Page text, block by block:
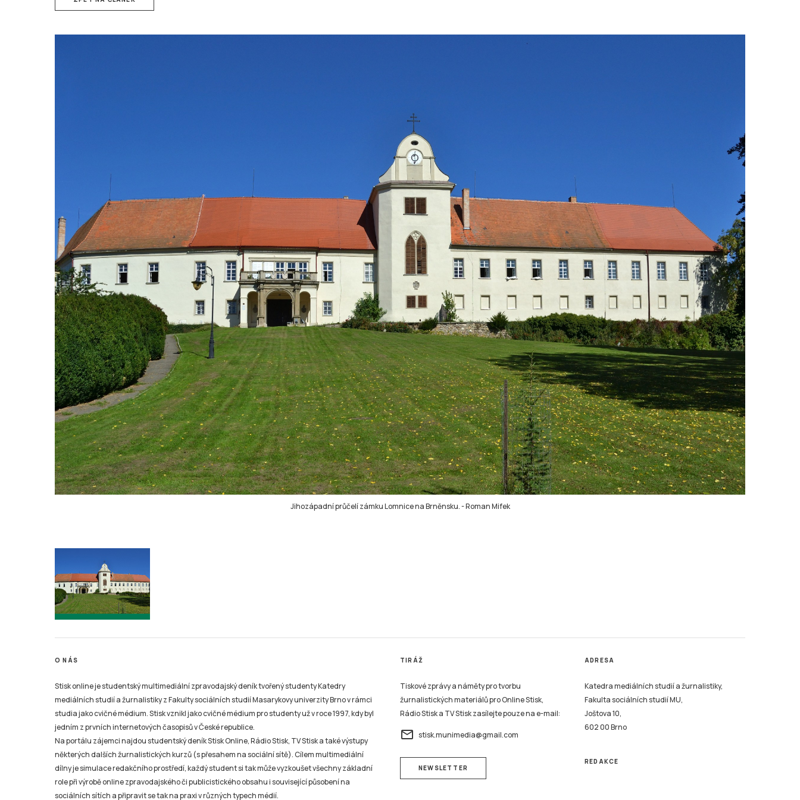
Jihozápadní průčelí zámku Lomnice na Brněnsku.-Roman Mifek
O NÁS
Stisk online je studentský multimediální zpravodajský deník tvořený studenty Katedry
mediálních studií a žurnalistiky z Fakulty sociálních studií Masarykovy univerzity Brno v rámci
studia jako cvičné médium. Stisk vznikl jako cvičné médium pro studenty už v roce 1997, kdy byl
jedním z prvních internetových časopisů v České republice.
Na portálu zájemci najdou studentský deník Stisk Online, Rádio Stisk, TV Stisk a také výstupy
některých dalších žurnalistických kurzů (s přesahem na sociální sítě). Cílem multimediální
dílny je simulace redakčního prostředí, každý student si tak může vyzkoušet všechny základní
role při výrobě online zpravodajského či publicistického obsahu i související působení na
sociálních sítích a připravit se tak na praxi v různých typech médií.
TIRÁŽ
Tiskové zprávy a náměty pro tvorbu
žurnalistických materiálů pro Online Stisk,
Rádio Stisk a TV Stisk zasílejte pouze na e-mail:
email stisk.munimedia@gmail.com
NEWSLETTER
ADRESA
Katedra mediálních studií a žurnalistiky,
Fakulta sociálních studií MU,
Joštova 10,
602 00 Brno
REDAKCE